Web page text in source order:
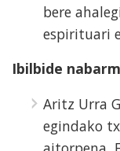
bere
espirituari
Ibilbide
Aritz Urra
egindako